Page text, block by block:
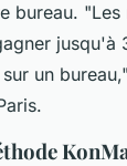
bureau. "Les
jusqu'à
un bureau,"